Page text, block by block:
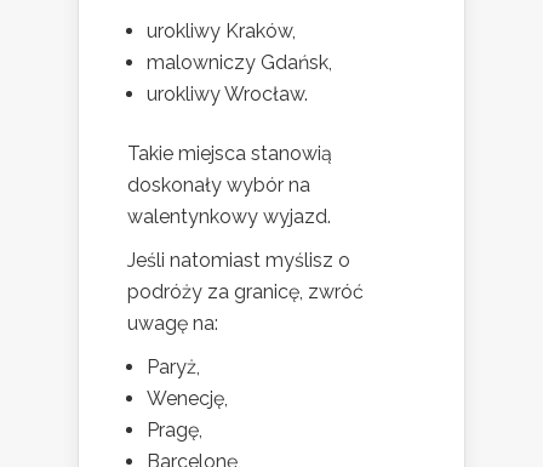
urokliwy Kraków,
malowniczy Gdańsk,
urokliwy Wrocław.
Takie miejsca stanowią
doskonały wybór na
walentynkowy wyjazd.
Jeśli natomiast myślisz o
podróży za granicę, zwróć
uwagę na:
Paryż,
Wenecję,
Pragę,
Barcelonę,